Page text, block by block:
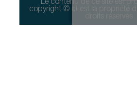
Le contenu de ce site est
copyright © et est la propriété
droits réservés